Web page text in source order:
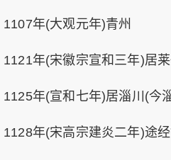
1107年(大观元年)青州
1121年(宋徽宗宣和三年)居莱
1125年(宣和七年)居淄川(今
1128年(宋高宗建炎二年)途